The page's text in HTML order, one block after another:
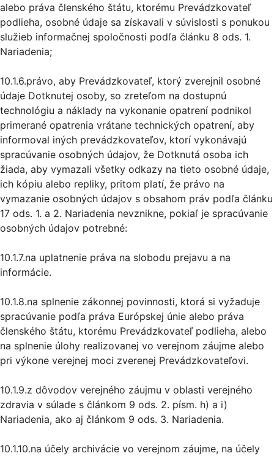
alebo práva členského štátu, ktorému Prevádzkovateľ
podlieha, osobné údaje sa získavali v súvislosti s ponukou
služieb informačnej spoločnosti podľa článku 8 ods. 1.
Nariadenia;
10.1.6.právo, aby Prevádzkovateľ, ktorý zverejnil osobné
údaje Dotknutej osoby, so zreteľom na dostupnú
technológiu a náklady na vykonanie opatrení podnikol
primerané opatrenia vrátane technických opatrení, aby
informoval iných prevádzkovateľov, ktorí vykonávajú
spracúvanie osobných údajov, že Dotknutá osoba ich
žiada, aby vymazali všetky odkazy na tieto osobné údaje,
ich kópiu alebo repliky, pritom platí, že právo na
vymazanie osobných údajov s obsahom práv podľa článku
17 ods. 1. a 2. Nariadenia nevznikne, pokiaľ je spracúvanie
osobných údajov potrebné:
10.1.7.na uplatnenie práva na slobodu prejavu a na
informácie.
10.1.8.na splnenie zákonnej povinnosti, ktorá si vyžaduje
spracúvanie podľa práva Európskej únie alebo práva
členského štátu, ktorému Prevádzkovateľ podlieha, alebo
na splnenie úlohy realizovanej vo verejnom záujme alebo
pri výkone verejnej moci zverenej Prevádzkovateľovi.
10.1.9.z dôvodov verejného záujmu v oblasti verejného
zdravia v súlade s článkom 9 ods. 2. písm. h) a i)
Nariadenia, ako aj článkom 9 ods. 3. Nariadenia.
10.1.10.na účely archivácie vo verejnom záujme, na účely